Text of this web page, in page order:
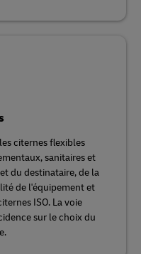
citernes flexibles
sanitaires et
du destinataire, de la
de l'équipement et
ISO. La voie
sur le choix du